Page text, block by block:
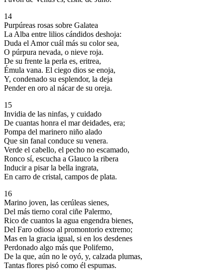
14
Purpúreas rosas sobre Galatea
La Alba entre lilios cándidos deshoja:
Duda el Amor cuál más su color sea,
O púrpura nevada, o nieve roja.
De su frente la perla es, eritrea,
Émula vana. El ciego dios se enoja,
Y, condenado su esplendor, la deja
Pender en oro al nácar de su oreja.
15
Invidia de las ninfas, y cuidado
De cuantas honra el mar deidades, era;
Pompa del marinero niño alado
Que sin fanal conduce su venera.
Verde el cabello, el pecho no escamado,
Ronco sí, escucha a Glauco la ribera
Inducir a pisar la bella ingrata,
En carro de cristal, campos de plata.
16
Marino joven, las cerúleas sienes,
Del más tierno coral ciñe Palermo,
Rico de cuantos la agua engendra bienes,
Del Faro odioso al promontorio extremo;
Mas en la gracia igual, si en los desdenes
Perdonado algo más que Polifemo,
De la que, aún no le oyó, y, calzada plumas,
Tantas flores pisó como él espumas.